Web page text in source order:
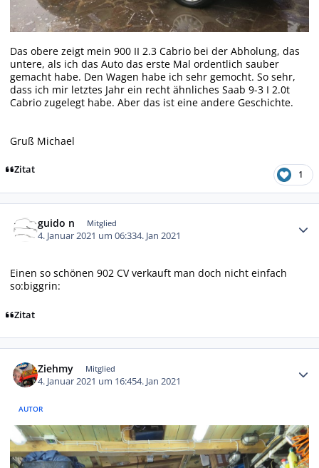
Das obere zeigt mein 900 II 2.3 Cabrio bei der Abholung, das
untere, als ich das Auto das erste Mal ordentlich sauber
gemacht habe. Den Wagen habe ich sehr gemocht. So sehr,
dass ich mir letztes Jahr ein recht ähnliches Saab 9-3 I 2.0t
Cabrio zugelegt habe. Aber das ist eine andere Geschichte.
Gruß Michael
Zitat 1
guido n Mitglied
4. Januar 2021 um 06:334. Jan 2021
Einen so schönen 902 CV verkauft man doch nicht einfach
so:biggrin:
Zitat
Ziehmy Mitglied
4. Januar 2021 um 16:454. Jan 2021
AUTOR